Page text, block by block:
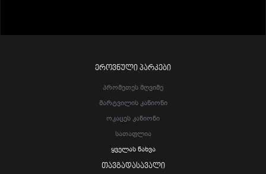
ᲔᲠᲝᲕᲜᲣᲚᲘ ᲞᲐᲠᲙᲔᲑᲘ
Პრომეთეს Მღვიმე
Მარტვილის Კანიონი
Ოკაცეს Კანიონი
Სათაფლია
Ყველას Ნახვა
ᲗᲐᲕᲒᲐᲓᲐᲡᲐᲕᲐᲚᲘ